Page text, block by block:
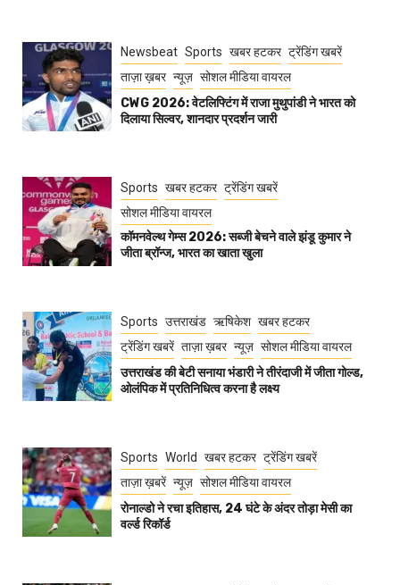
Newsbeat Sports खबर हटकर ट्रेंडिंग खबरें
ताज़ा ख़बर न्यूज़ सोशल मीडिया वायरल
CWG 2026: वेटलिफ्टिंग में राजा मुथुपांडी ने भारत को
दिलाया सिल्वर, शानदार प्रदर्शन जारी
Sports खबर हटकर ट्रेंडिंग खबरें
सोशल मीडिया वायरल
कॉमनवेल्थ गेम्स 2026: सब्जी बेचने वाले झंडू कुमार ने
जीता ब्रॉन्ज, भारत का खाता खुला
Sports उत्तराखंड ऋषिकेश खबर हटकर
ट्रेंडिंग खबरें ताज़ा ख़बर न्यूज़ सोशल मीडिया वायरल
उत्तराखंड की बेटी सनाया भंडारी ने तीरंदाजी में जीता गोल्ड,
ओलंपिक में प्रतिनिधित्व करना है लक्ष्य
Sports World खबर हटकर ट्रेंडिंग खबरें
ताज़ा ख़बरें न्यूज़ सोशल मीडिया वायरल
रोनाल्डो ने रचा इतिहास, 24 घंटे के अंदर तोड़ा मेसी का
वर्ल्ड रिकॉर्ड